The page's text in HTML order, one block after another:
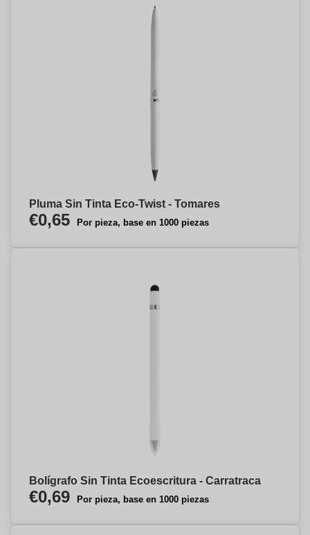
Pluma Sin Tinta Eco-Twist - Tomares
€0,65 Por pieza, base en 1000 piezas
Bolígrafo Sin Tinta Ecoescritura - Carratraca
€0,69 Por pieza, base en 1000 piezas